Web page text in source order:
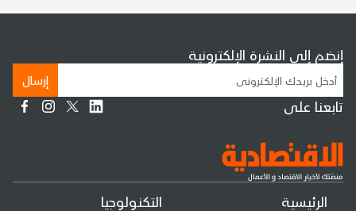
الرئيسية
التكنولوجيا
إنضم إلى النشرة الإلكترونية
إرسال
تابعنا على